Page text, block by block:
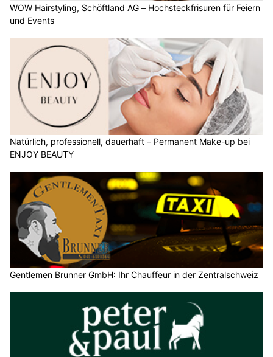
WOW Hairstyling, Schöftland AG – Hochsteckfrisuren für Feiern
und Events
Natürlich, professionell, dauerhaft – Permanent Make-up bei
ENJOY BEAUTY
Gentlemen Brunner GmbH: Ihr Chauffeur in der Zentralschweiz